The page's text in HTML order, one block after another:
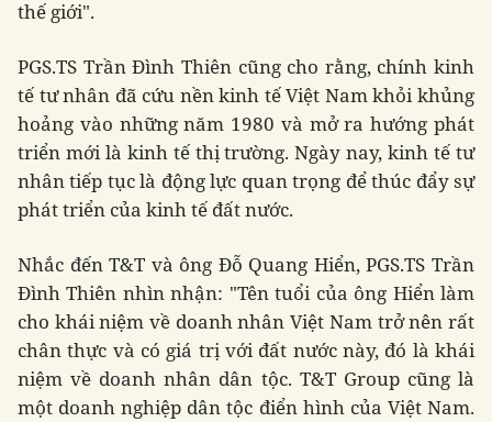
thế giới".
PGS.TS Trần Đình Thiên cũng cho rằng, chính kinh
tế tư nhân đã cứu nền kinh tế Việt Nam khỏi khủng
hoảng vào những năm 1980 và mở ra hướng phát
triển mới là kinh tế thị trường. Ngày nay, kinh tế tư
nhân tiếp tục là động lực quan trọng để thúc đẩy sự
phát triển của kinh tế đất nước.
Nhắc đến T&T và ông Đỗ Quang Hiển, PGS.TS Trần
Đình Thiên nhìn nhận: "Tên tuổi của ông Hiển làm
cho khái niệm về doanh nhân Việt Nam trở nên rất
chân thực và có giá trị với đất nước này, đó là khái
niệm về doanh nhân dân tộc. T&T Group cũng là
một doanh nghiệp dân tộc điển hình của Việt Nam.